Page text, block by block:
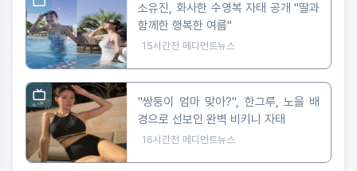
소유진, 화사한 수영복 자태 공개 "딸과
함께한 행복한 여름"
15시간전 메디먼트뉴스
"쌍둥이 엄마 맞아?", 한그루, 노을 배
경으로 선보인 완벽 비키니 자태
16시간전 메디먼트뉴스